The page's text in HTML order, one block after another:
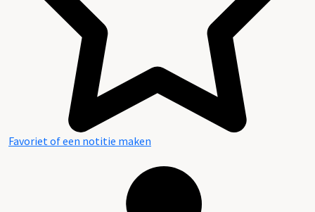
Favoriet of een notitie maken